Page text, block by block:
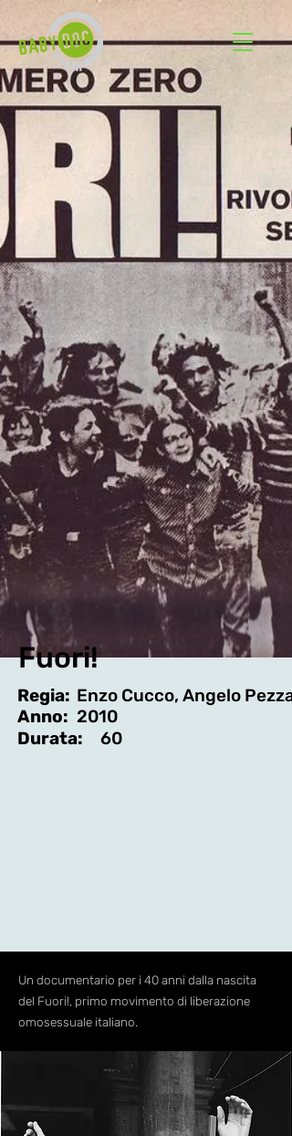
Fuori!
Regia:
Anno:
Enzo Cucco, Angelo
2010
Durata:
60
Un documentario per i 40 anni dalla nascita
del Fuori!, primo movimento di liberazione
omosessuale italiano.